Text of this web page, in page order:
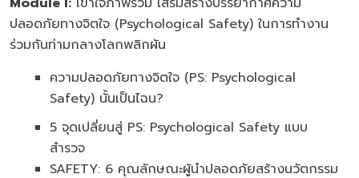
ปลอดภัยทางจิตใจ (Psychological Safety) ในการทำงาน
ร่วมกันท่ามกลางโลกพลิกผัน
ความปลอดภัยทางจิตใจ (PS: Psychological
Safety) นั้นเป็นไฉน?
5 จุดเปลี่ยนสู่ PS: Psychological Safety แบบ
สำรวจ
SAFETY: 6 คุณลักษณะผู้นำปลอดภัยสร้างนวัตกรรม